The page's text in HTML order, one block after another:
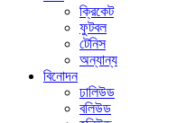
ক্রিকেট
ফুটবল
টেনিস
অন্যান্য
বিনোদন
ঢালিউড
বলিউড